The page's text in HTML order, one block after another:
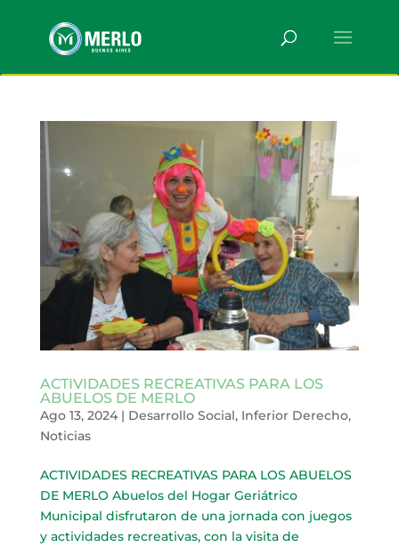
ACTIVIDADES RECREATIVAS PARA LOS
ABUELOS DE MERLO
Ago 13, 2024| Desarrollo Social, Inferior Derecho,
Noticias
ACTIVIDADES RECREATIVAS PARA LOS ABUELOS
DE MERLO Abuelos del Hogar Geriátrico
Municipal disfrutaron de una jornada con juegos
y actividades recreativas, con la visita de